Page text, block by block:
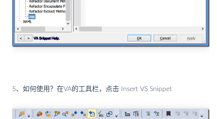
5、如何使用？在VA的工具栏，点击 Insert VS Snippet